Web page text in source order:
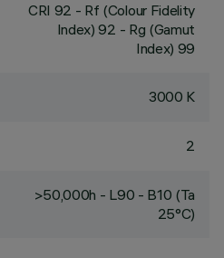
CRI 92 - Rf (Colour Fidelity
Index) 92 - Rg (Gamut
Index) 99
3000 K
2
>50,000h - L90 - B10 (Ta
25°C)